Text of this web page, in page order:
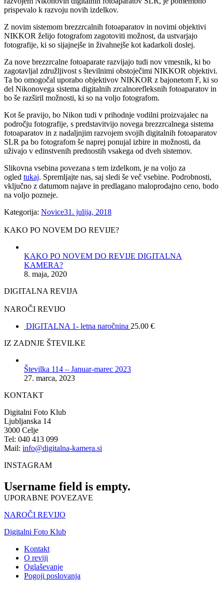
prispevalo k razvoju novih izdelkov.
Z novim sistemom brezzrcalnih fotoaparatov in novimi objektivi
NIKKOR želijo fotografom zagotoviti možnost, da ustvarjajo
fotografije, ki so sijajnejše in živahnejše kot kadarkoli doslej.
Za nove brezzrcalne fotoaparate razvijajo tudi nov vmesnik, ki bo
zagotavljal združljivost s številnimi obstoječimi NIKKOR objektivi.
Ta bo omogočal uporabo objektivov NIKKOR z bajonetom F, ki so
del Nikonovega sistema digitalnih zrcalnorefleksnih fotoaparatov in
bo še razširil možnosti, ki so na voljo fotografom.
Kot še pravijo, bo Nikon tudi v prihodnje vodilni proizvajalec na
področju fotografije, s predstavitvijo novega brezzrcalnega sistema
fotoaparatov in z nadaljnjim razvojem svojih digitalnih fotoaparatov
SLR pa bo fotografom še naprej ponujal izbire in možnosti, da
uživajo v edinstvenih prednostih vsakega od dveh sistemov.
Slikovna vsebina povezana s tem izdelkom, je na voljo za
ogled tukaj. Spremljajte nas, saj sledi še več vsebine. Podrobnosti,
vključno z datumom najave in predlagano maloprodajno ceno, bodo
na voljo pozneje.
Kategorija: Novice31. julija, 2018
KAKO PO NOVEM DO REVIJE?
KAKO PO NOVEM DO REVIJE DIGITALNA
KAMERA?
8. maja, 2020
DIGITALNA REVIJA
NAROČI REVIJO
DIGITALNA 1- letna naročnina 25.00 €
IZ ZADNJE ŠTEVILKE
Številka 114 – Januar-marec 2023
27. marca, 2023
KONTAKT
Digitalni Foto Klub
Ljubljanska 14
3000 Celje
Tel: 040 413 099
Mail: info@digitalna-kamera.si
INSTAGRAM
Username field is empty.
UPORABNE POVEZAVE
NAROČI REVIJO
Digitalni Foto Klub
Kontakt
O reviji
Oglaševanje
Pogoji poslovanja